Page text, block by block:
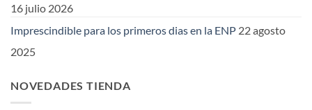
16 julio 2026
Imprescindible para los primeros dias en la ENP 22 agosto
2025
NOVEDADES TIENDA